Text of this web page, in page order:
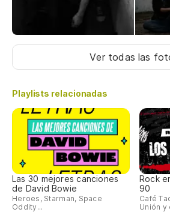
Ver todas las
Playlists relacionadas
Las 30 mejores canciones
de David Bowie
Heroes, Starman, Space
Oddity...
Rock
90
Café
Unión y